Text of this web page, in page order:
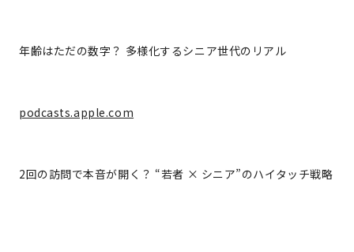
年齢はただの数字？ 多様化するシニア世代のリアル
podcasts.apple.com
2回の訪問で本音が開く？ “若者 × シニア”のハイタッチ戦略